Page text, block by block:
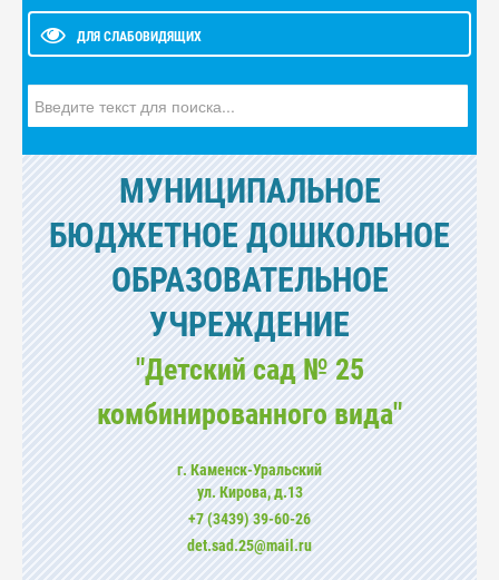
ДЛЯ СЛАБОВИДЯЩИХ
МУНИЦИПАЛЬНОЕ
БЮДЖЕТНОЕ ДОШКОЛЬНОЕ
ОБРАЗОВАТЕЛЬНОЕ
УЧРЕЖДЕНИЕ
"Детский сад № 25
комбинированного вида"
г. Каменск-Уральский
ул. Кирова, д.13
+7 (3439) 39-60-26
det.sad.25@mail.ru